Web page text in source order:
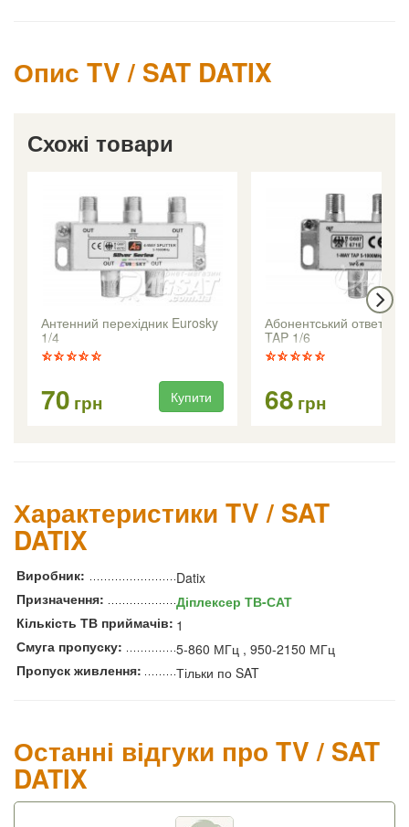
Опис TV / SAT DATIX
Схожі товари
Антенний перехідник Eurosky
1/4
70 грн Купити
Абонентський
TAP 1/6
68 грн
Характеристики TV / SAT
DATIX
Виробник:
Datix
Призначення:
Діплексер ТВ-САТ
Кількість ТВ приймачів: 1
Смуга пропуску:
5-860 МГц , 950-2150 МГц
Пропуск живлення:
Тільки по SAT
Останні відгуки про TV / SAT
DATIX